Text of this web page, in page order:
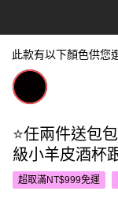
此款有以下顏色供您
⭐任兩件送包
級小羊皮酒杯
超取滿NT$999免運